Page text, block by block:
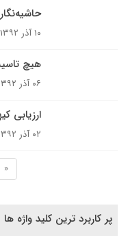
۱۰ آذر ۱۳۹۲
هیچ
۰۶ آذر ۱۳۹۲
ارزیابی
۰۲ آذر ۱۳۹۲
«
پر کاربرد ترین کلید واژه ها